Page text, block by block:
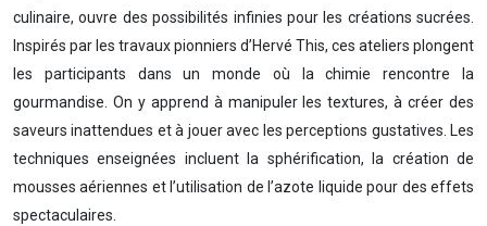
culinaire, ouvre des possibilités infinies pour les créations sucrées.
Inspirés par les travaux pionniers d’Hervé This, ces ateliers plongent
les participants dans un monde où la chimie rencontre la
gourmandise. On y apprend à manipuler les textures, à créer des
saveurs inattendues et à jouer avec les perceptions gustatives. Les
techniques enseignées incluent la sphérification, la création de
mousses aériennes et l’utilisation de l’azote liquide pour des effets
spectaculaires.